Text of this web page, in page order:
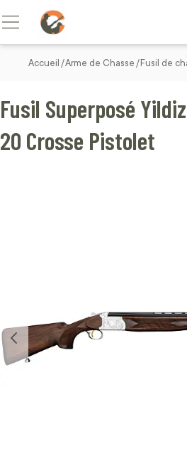
Allez au contenu
Basculer la navigation
Accueil Arme de Chasse Fusil de
Fusil Superposé
20 Crosse Pistolet